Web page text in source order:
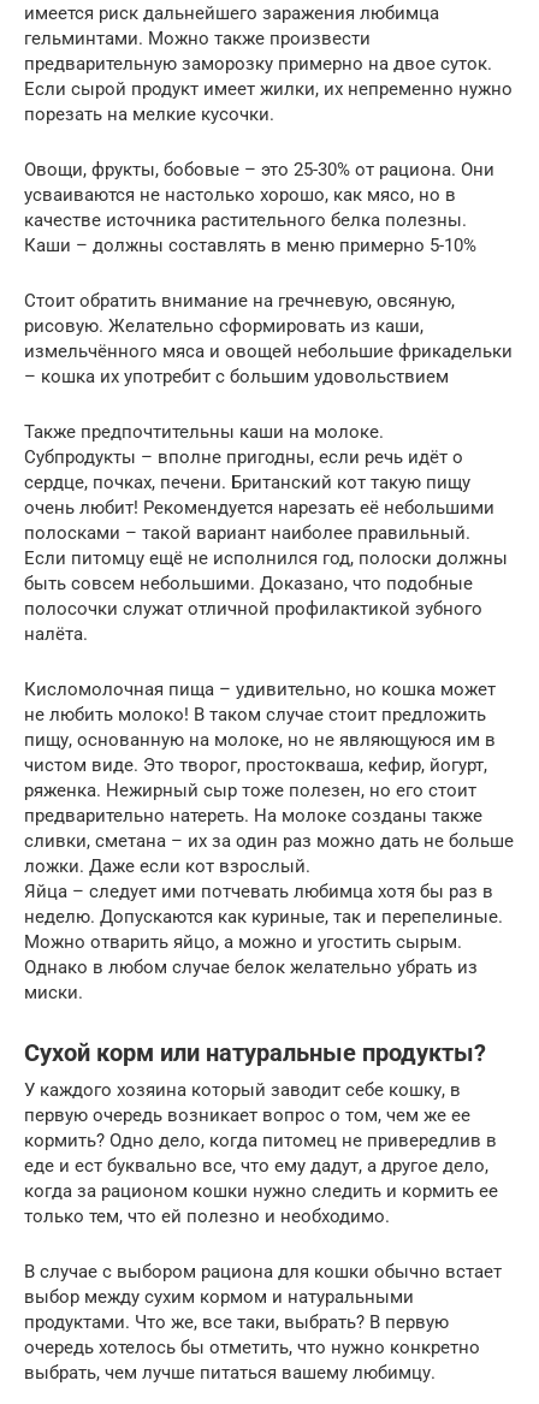
имеется риск дальнейшего заражения любимца
гельминтами. Можно также произвести
предварительную заморозку примерно на двое суток.
Если сырой продукт имеет жилки, их непременно нужно
порезать на мелкие кусочки.
Овощи, фрукты, бобовые – это 25-30% от рациона. Они
усваиваются не настолько хорошо, как мясо, но в
качестве источника растительного белка полезны.
Каши – должны составлять в меню примерно 5-10%
Стоит обратить внимание на гречневую, овсяную,
рисовую. Желательно сформировать из каши,
измельчённого мяса и овощей небольшие фрикадельки
– кошка их употребит с большим удовольствием
Также предпочтительны каши на молоке.
Субпродукты – вполне пригодны, если речь идёт о
сердце, почках, печени. Британский кот такую пищу
очень любит! Рекомендуется нарезать её небольшими
полосками – такой вариант наиболее правильный.
Если питомцу ещё не исполнился год, полоски должны
быть совсем небольшими. Доказано, что подобные
полосочки служат отличной профилактикой зубного
налёта.
Кисломолочная пища – удивительно, но кошка может
не любить молоко! В таком случае стоит предложить
пищу, основанную на молоке, но не являющуюся им в
чистом виде. Это творог, простокваша, кефир, йогурт,
ряженка. Нежирный сыр тоже полезен, но его стоит
предварительно натереть. На молоке созданы также
сливки, сметана – их за один раз можно дать не больше
ложки. Даже если кот взрослый.
Яйца – следует ими потчевать любимца хотя бы раз в
неделю. Допускаются как куриные, так и перепелиные.
Можно отварить яйцо, а можно и угостить сырым.
Однако в любом случае белок желательно убрать из
миски.
Сухой корм или натуральные продукты?
У каждого хозяина который заводит себе кошку, в
первую очередь возникает вопрос о том, чем же ее
кормить? Одно дело, когда питомец не привередлив в
еде и ест буквально все, что ему дадут, а другое дело,
когда за рационом кошки нужно следить и кормить ее
только тем, что ей полезно и необходимо.
В случае с выбором рациона для кошки обычно встает
выбор между сухим кормом и натуральными
продуктами. Что же, все таки, выбрать? В первую
очередь хотелось бы отметить, что нужно конкретно
выбрать, чем лучше питаться вашему любимцу.